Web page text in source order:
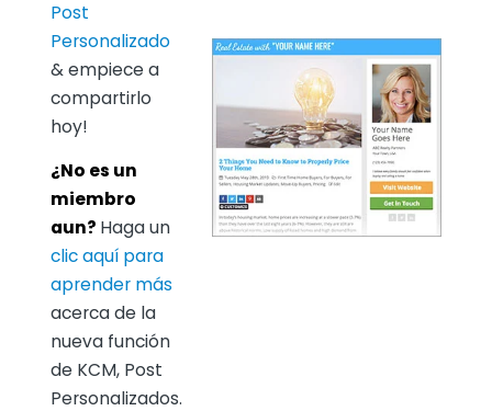
Post
Personalizado
& empiece a
compartirlo
hoy!
¿No es un
miembro
aun? Haga un
clic aquí para
aprender más
acerca de la
nueva función
de KCM, Post
Personalizados.